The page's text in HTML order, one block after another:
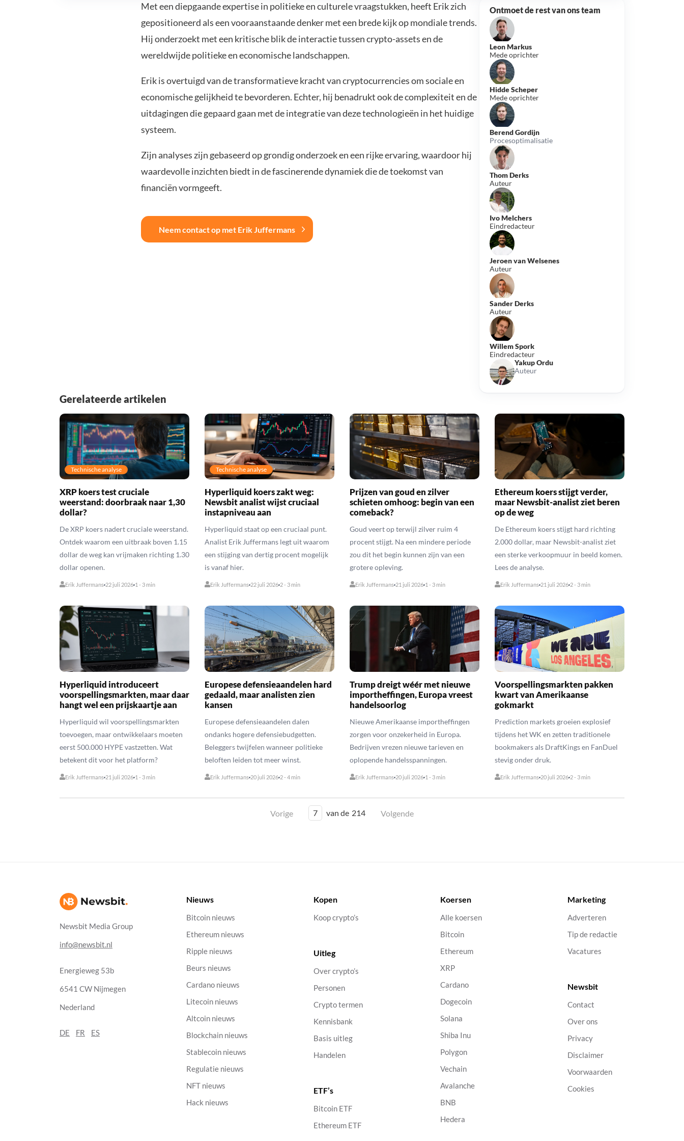
Met een diepgaande expertise in politieke en culturele vraagstukken, heeft Erik zich
gepositioneerd als een vooraanstaande denker met een brede kijk op mondiale trends.
Hij onderzoekt met een kritische blik de interactie tussen crypto-assets en de
wereldwijde politieke en economische landschappen.
Erik is overtuigd van de transformatieve kracht van cryptocurrencies om sociale en
economische gelijkheid te bevorderen. Echter, hij benadrukt ook de complexiteit en de
uitdagingen die gepaard gaan met de integratie van deze technologieën in het huidige
systeem.
Zijn analyses zijn gebaseerd op grondig onderzoek en een rijke ervaring, waardoor hij
waardevolle inzichten biedt in de fascinerende dynamiek die de toekomst van
financiën vormgeeft.
Neem contact op met Erik Juffermans
Ontmoet de rest van ons team
Leon Markus
Mede oprichter
Hidde Scheper
Mede oprichter
Berend Gordijn
Procesoptimalisatie
Thom Derks
Auteur
Ivo Melchers
Eindredacteur
Jeroen van Welsenes
Auteur
Sander Derks
Auteur
Willem Spork
Eindredacteur
Yakup Ordu
Auteur
Gerelateerde artikelen
Technische analyse
XRP koers test cruciale
weerstand: doorbraak naar 1,30
dollar?
De XRP koers nadert cruciale weerstand.
Ontdek waarom een uitbraak boven 1.15
dollar de weg kan vrijmaken richting 1.30
dollar openen.
Erik Juffermans 22 juli 2026 1 - 3 min
Technische analyse
Hyperliquid koers zakt weg:
Newsbit analist wijst cruciaal
instapniveau aan
Hyperliquid staat op een cruciaal punt.
Analist Erik Juffermans legt uit waarom
een stijging van dertig procent mogelijk
is vanaf hier.
Erik Juffermans 22 juli 2026 2 - 3 min
Prijzen van goud en zilver
schieten omhoog: begin van een
comeback?
Goud veert op terwijl zilver ruim 4
procent stijgt. Na een mindere periode
zou dit het begin kunnen zijn van een
grotere opleving.
Erik Juffermans 21 juli 2026 1 - 3 min
Ethereum koers stijgt verder,
maar Newsbit-analist ziet beren
op de weg
De Ethereum koers stijgt hard richting
2.000 dollar, maar Newsbit-analist ziet
een sterke verkoopmuur in beeld komen.
Lees de analyse.
Erik Juffermans 21 juli 2026 2 - 3 min
Hyperliquid introduceert
voorspellingsmarkten, maar daar
hangt wel een prijskaartje aan
Hyperliquid wil voorspellingsmarkten
toevoegen, maar ontwikkelaars moeten
eerst 500.000 HYPE vastzetten. Wat
betekent dit voor het platform?
Erik Juffermans 21 juli 2026 1 - 3 min
Europese defensieaandelen hard
gedaald, maar analisten zien
kansen
Europese defensieaandelen dalen
ondanks hogere defensiebudgetten.
Beleggers twijfelen wanneer politieke
beloften leiden tot meer winst.
Erik Juffermans 20 juli 2026 2 - 4 min
Trump dreigt wéér met nieuwe
importheffingen, Europa vreest
handelsoorlog
Nieuwe Amerikaanse importheffingen
zorgen voor onzekerheid in Europa.
Bedrijven vrezen nieuwe tarieven en
oplopende handelsspanningen.
Erik Juffermans 20 juli 2026 1 - 3 min
Voorspellingsmarkten pakken
kwart van Amerikaanse
gokmarkt
Prediction markets groeien explosief
tijdens het WK en zetten traditionele
bookmakers als DraftKings en FanDuel
stevig onder druk.
Erik Juffermans 20 juli 2026 2 - 3 min
Vorige 7 van de 214 Volgende
Newsbit Media Group
info@newsbit.nl
Energieweg 53b
6541 CW Nijmegen
Nederland
DE FR ES
Nieuws
Bitcoin nieuws
Ethereum nieuws
Ripple nieuws
Beurs nieuws
Cardano nieuws
Litecoin nieuws
Altcoin nieuws
Blockchain nieuws
Stablecoin nieuws
Regulatie nieuws
NFT nieuws
Hack nieuws
Kopen
Koop crypto’s
Uitleg
Over crypto’s
Personen
Crypto termen
Kennisbank
Basis uitleg
Handelen
ETF’s
Bitcoin ETF
Ethereum ETF
Koersen
Alle koersen
Bitcoin
Ethereum
XRP
Cardano
Dogecoin
Solana
Shiba Inu
Polygon
Vechain
Avalanche
BNB
Hedera
Marketing
Adverteren
Tip de redactie
Vacatures
Newsbit
Contact
Over ons
Privacy
Disclaimer
Voorwaarden
Cookies